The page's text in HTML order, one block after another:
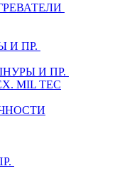
И ПР.
И ПР.
MIL TEC